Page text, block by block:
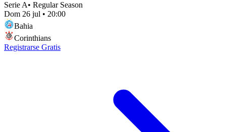
Serie A• Regular Season
Dom 26 jul • 20:00
Bahia
Corinthians
Registrarse Gratis